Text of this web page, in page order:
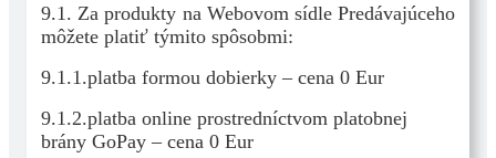
9.1. Za produkty na Webovom sídle Predávajúceho
môžete platiť týmito spôsobmi:
9.1.1.platba formou dobierky – cena 0 Eur
9.1.2.platba online prostredníctvom platobnej
brány GoPay – cena 0 Eur